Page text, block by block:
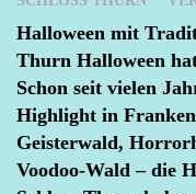
Halloween mit
Thurn Halloween
Schon seit vielen
Highlight in
Geisterwald,
Voodoo-Wald – die